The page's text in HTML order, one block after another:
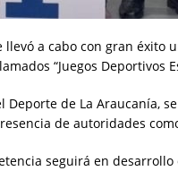
llevó a cabo con gran éxito
“Juegos Deportivos
de La Araucanía,
de autoridades
seguirá en